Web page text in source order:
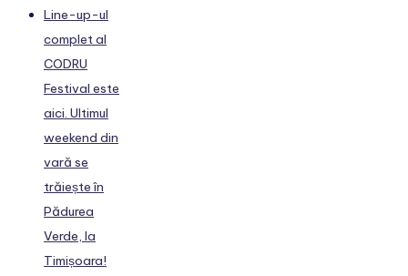
Line-up-ul
complet al
CODRU
Festival este
aici. Ultimul
weekend din
vară se
trăiește în
Pădurea
Verde, la
Timișoara!